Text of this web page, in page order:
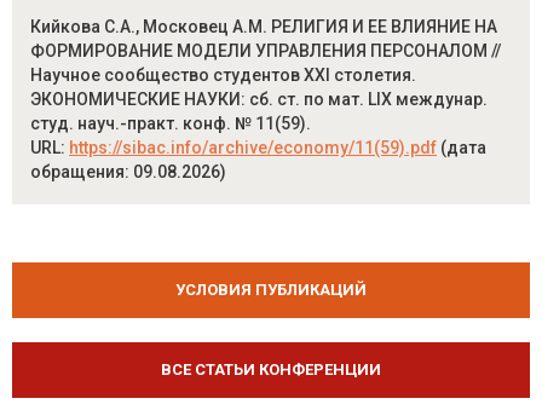
Кийкова С.А., Московец А.М. РЕЛИГИЯ И ЕЕ ВЛИЯНИЕ НА
ФОРМИРОВАНИЕ МОДЕЛИ УПРАВЛЕНИЯ ПЕРСОНАЛОМ //
Научное сообщество студентов XXI столетия.
ЭКОНОМИЧЕСКИЕ НАУКИ: сб. ст. по мат. LIX междунар.
студ. науч.-практ. конф. № 11(59).
URL: https://sibac.info/archive/economy/11(59).pdf (дата
обращения: 09.08.2026)
УСЛОВИЯ ПУБЛИКАЦИЙ
ВСЕ СТАТЬИ КОНФЕРЕНЦИИ